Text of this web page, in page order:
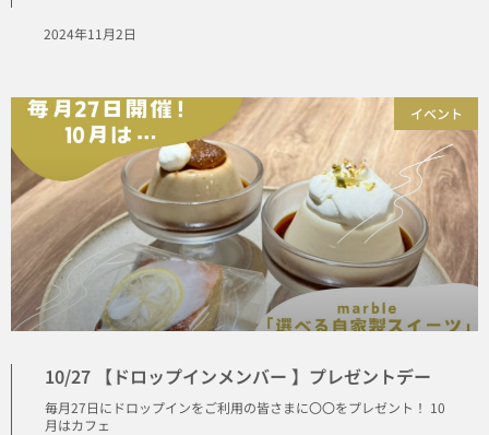
2024年11月2日
イベント
10/27 【ドロップインメンバー 】プレゼントデー
毎月27日にドロップインをご利用の皆さまに〇〇をプレゼント！ 10
月はカフェ